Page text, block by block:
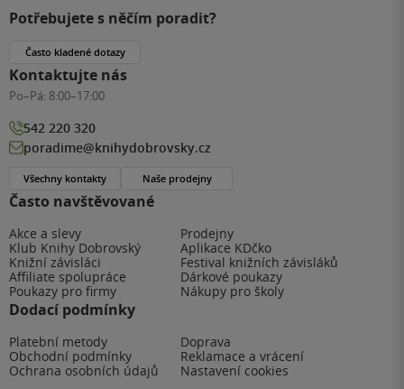
Často navštěvované
Akce a slevy
Prodejny
Klub Knihy Dobrovský
Aplikace KDčko
Knižní závisláci
Festival knižních závisláků
Affiliate spolupráce
Dárkové poukazy
Poukazy pro firmy
Nákupy pro školy
Dodací podmínky
Platební metody
Doprava
Obchodní podmínky
Reklamace a vrácení
Ochrana osobních údajů
Nastavení cookies
Potřebujete s něčím poradit?
Často kladené dotazy
Kontaktujte nás
Po–Pá: 8:00–17:00
542 220 320
poradime@knihydobrovsky.cz
Všechny kontakty Naše prodejny